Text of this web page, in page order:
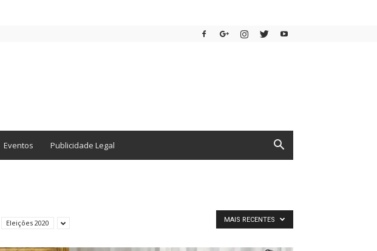
Eventos Publicidade Legal
Eleições 2020 MAIS RECENTES